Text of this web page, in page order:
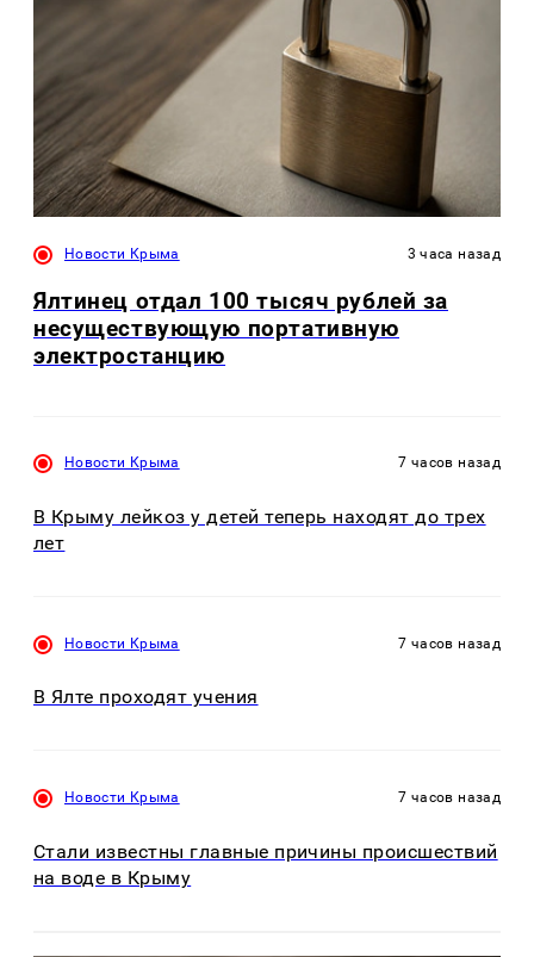
Новости Крыма 3 часа назад
Ялтинец отдал 100 тысяч рублей за
несуществующую портативную
электростанцию
Новости Крыма 7 часов назад
В Крыму лейкоз у детей теперь находят до трех
лет
Новости Крыма 7 часов назад
В Ялте проходят учения
Новости Крыма 7 часов назад
Стали известны главные причины происшествий
на воде в Крыму